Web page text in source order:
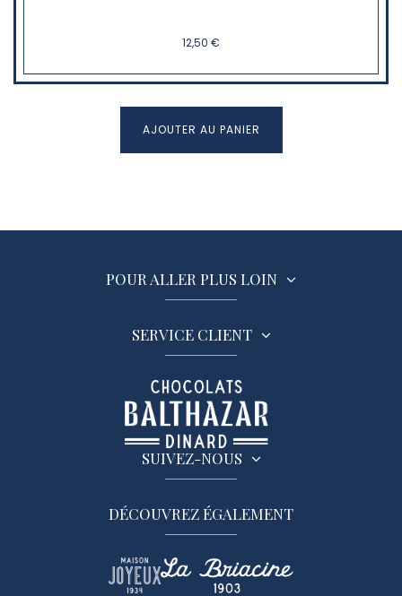
12,50 €
AJOUTER AU PANIER
POUR ALLER PLUS LOIN
SERVICE CLIENT
SUIVEZ-NOUS
DÉCOUVREZ ÉGALEMENT